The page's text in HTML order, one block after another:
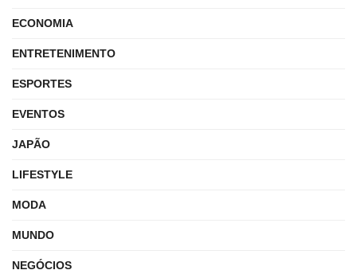
ECONOMIA
ENTRETENIMENTO
ESPORTES
EVENTOS
JAPÃO
LIFESTYLE
MODA
MUNDO
NEGÓCIOS